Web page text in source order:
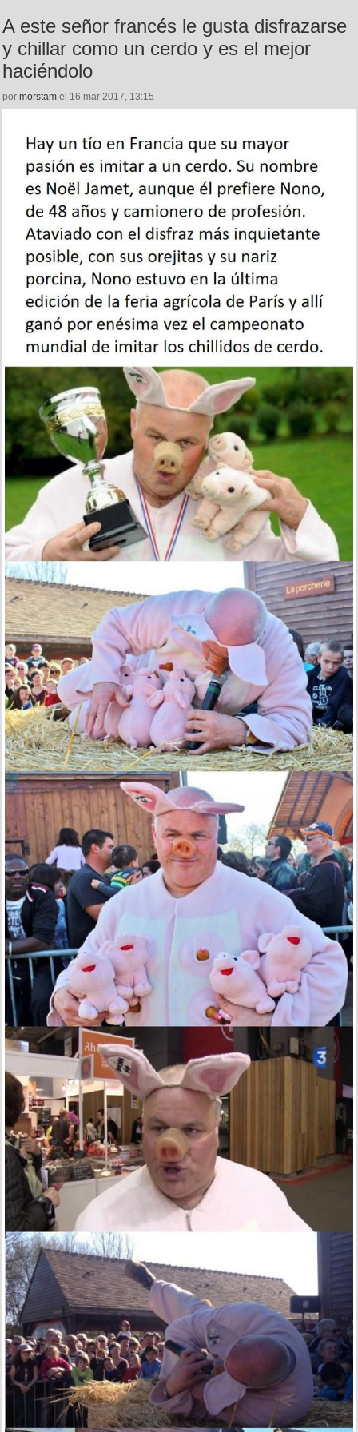
A este señor francés le gusta disfrazarse
y chillar como un cerdo y es el mejor
haciéndolo
por morstam el 16 mar 2017, 13:15